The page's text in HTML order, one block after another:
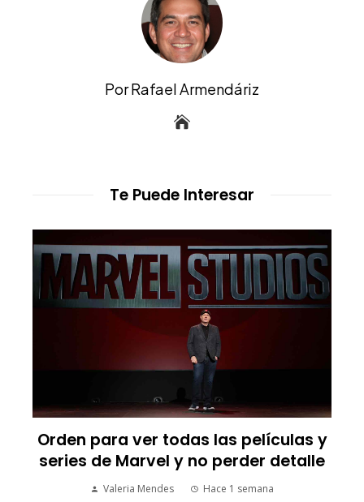
Por Rafael Armendáriz
Te Puede Interesar
Orden para ver todas las películas y
series de Marvel y no perder detalle
Valeria Mendes Hace 1 semana